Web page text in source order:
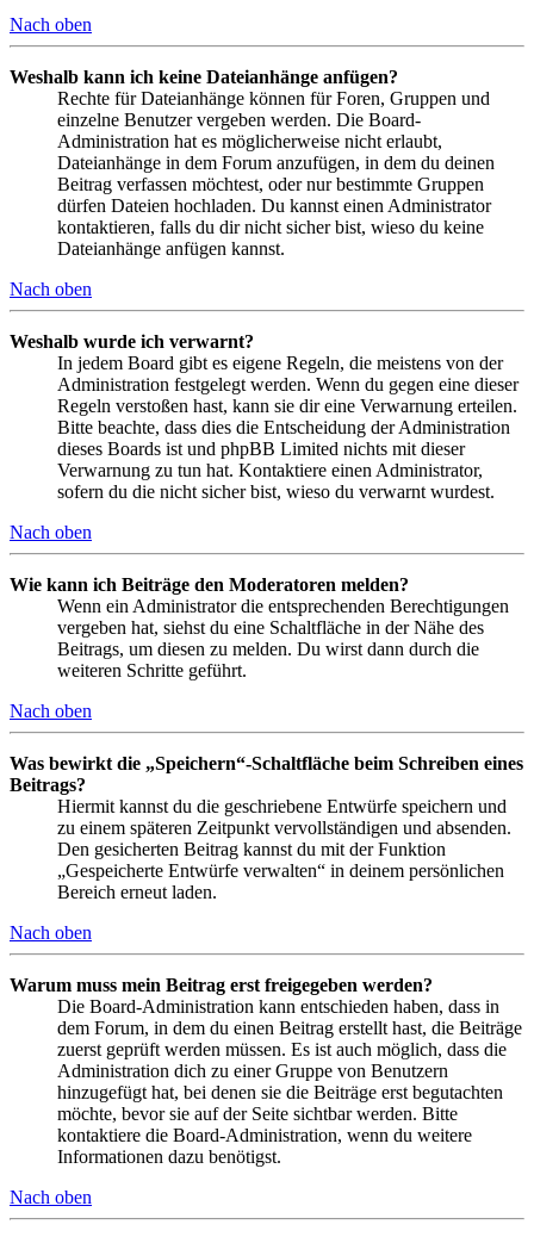
Nach oben
Weshalb kann ich keine Dateianhänge anfügen?
Rechte für Dateianhänge können für Foren, Gruppen und
einzelne Benutzer vergeben werden. Die Board-
Administration hat es möglicherweise nicht erlaubt,
Dateianhänge in dem Forum anzufügen, in dem du deinen
Beitrag verfassen möchtest, oder nur bestimmte Gruppen
dürfen Dateien hochladen. Du kannst einen Administrator
kontaktieren, falls du dir nicht sicher bist, wieso du keine
Dateianhänge anfügen kannst.
Nach oben
Weshalb wurde ich verwarnt?
In jedem Board gibt es eigene Regeln, die meistens von der
Administration festgelegt werden. Wenn du gegen eine dieser
Regeln verstoßen hast, kann sie dir eine Verwarnung erteilen.
Bitte beachte, dass dies die Entscheidung der Administration
dieses Boards ist und phpBB Limited nichts mit dieser
Verwarnung zu tun hat. Kontaktiere einen Administrator,
sofern du die nicht sicher bist, wieso du verwarnt wurdest.
Nach oben
Wie kann ich Beiträge den Moderatoren melden?
Wenn ein Administrator die entsprechenden Berechtigungen
vergeben hat, siehst du eine Schaltfläche in der Nähe des
Beitrags, um diesen zu melden. Du wirst dann durch die
weiteren Schritte geführt.
Nach oben
Was bewirkt die „Speichern“-Schaltfläche beim Schreiben eines
Beitrags?
Hiermit kannst du die geschriebene Entwürfe speichern und
zu einem späteren Zeitpunkt vervollständigen und absenden.
Den gesicherten Beitrag kannst du mit der Funktion
„Gespeicherte Entwürfe verwalten“ in deinem persönlichen
Bereich erneut laden.
Nach oben
Warum muss mein Beitrag erst freigegeben werden?
Die Board-Administration kann entschieden haben, dass in
dem Forum, in dem du einen Beitrag erstellt hast, die Beiträge
zuerst geprüft werden müssen. Es ist auch möglich, dass die
Administration dich zu einer Gruppe von Benutzern
hinzugefügt hat, bei denen sie die Beiträge erst begutachten
möchte, bevor sie auf der Seite sichtbar werden. Bitte
kontaktiere die Board-Administration, wenn du weitere
Informationen dazu benötigst.
Nach oben